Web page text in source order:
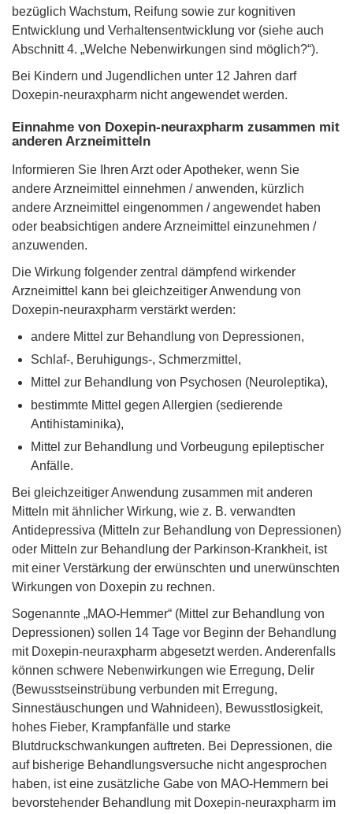
bezüglich Wachstum, Reifung sowie zur kognitiven
Entwicklung und Verhaltensentwicklung vor (siehe auch
Abschnitt 4. „Welche Nebenwirkungen sind möglich?“).
Bei Kindern und Jugendlichen unter 12 Jahren darf
Doxepin-neuraxpharm nicht angewendet werden.
Einnahme von Doxepin-neuraxpharm zusammen mit
anderen Arzneimitteln
Informieren Sie Ihren Arzt oder Apotheker, wenn Sie
andere Arzneimittel einnehmen / anwenden, kürzlich
andere Arzneimittel eingenommen / angewendet haben
oder beabsichtigen andere Arzneimittel einzunehmen /
anzuwenden.
Die Wirkung folgender zentral dämpfend wirkender
Arzneimittel kann bei gleichzeitiger Anwendung von
Doxepin-neuraxpharm verstärkt werden:
andere Mittel zur Behandlung von Depressionen,
Schlaf-, Beruhigungs-, Schmerzmittel,
Mittel zur Behandlung von Psychosen (Neuroleptika),
bestimmte Mittel gegen Allergien (sedierende
Antihistaminika),
Mittel zur Behandlung und Vorbeugung epileptischer
Anfälle.
Bei gleichzeitiger Anwendung zusammen mit anderen
Mitteln mit ähnlicher Wirkung, wie z. B. verwandten
Antidepressiva (Mitteln zur Behandlung von Depressionen)
oder Mitteln zur Behandlung der Parkinson-Krankheit, ist
mit einer Verstärkung der erwünschten und unerwünschten
Wirkungen von Doxepin zu rechnen.
Sogenannte „MAO-Hemmer“ (Mittel zur Behandlung von
Depressionen) sollen 14 Tage vor Beginn der Behandlung
mit Doxepin-neuraxpharm abgesetzt werden. Anderenfalls
können schwere Nebenwirkungen wie Erregung, Delir
(Bewusstseinstrübung verbunden mit Erregung,
Sinnestäuschungen und Wahnideen), Bewusstlosigkeit,
hohes Fieber, Krampfanfälle und starke
Blutdruckschwankungen auftreten. Bei Depressionen, die
auf bisherige Behandlungsversuche nicht angesprochen
haben, ist eine zusätzliche Gabe von MAO-Hemmern bei
bevorstehender Behandlung mit Doxepin-neuraxpharm im